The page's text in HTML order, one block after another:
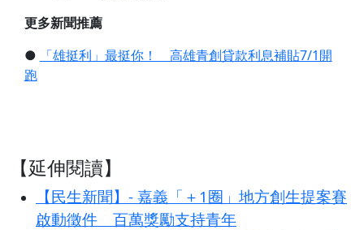
更多新聞推薦
●
「雄挺利」最挺你！ 高雄青創貸款利息補貼7/1開
跑
【延伸閱讀】
【民生新聞】- 嘉義「＋1圈」地方創生提案賽
啟動徵件 百萬獎勵支持青年